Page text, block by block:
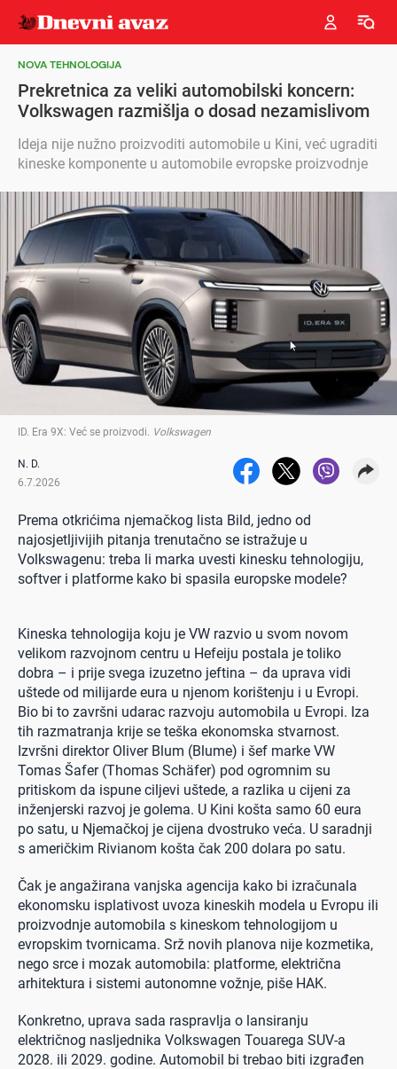
NOVA TEHNOLOGIJA
Prekretnica za veliki automobilski koncern:
Volkswagen razmišlja o dosad nezamislivom
Ideja nije nužno proizvoditi automobile u Kini, već ugraditi
kineske komponente u automobile evropske proizvodnje
ID. Era 9X: Već se proizvodi. Volkswagen
N. D.
6.7.2026
Prema otkrićima njemačkog lista Bild, jedno od
najosjetljivijih pitanja trenutačno se istražuje u
Volkswagenu: treba li marka uvesti kinesku tehnologiju,
softver i platforme kako bi spasila europske modele?
Kineska tehnologija koju je VW razvio u svom novom
velikom razvojnom centru u Hefeiju postala je toliko
dobra – i prije svega izuzetno jeftina – da uprava vidi
uštede od milijarde eura u njenom korištenju i u Evropi.
Bio bi to završni udarac razvoju automobila u Evropi. Iza
tih razmatranja krije se teška ekonomska stvarnost.
Izvršni direktor Oliver Blum (Blume) i šef marke VW
Tomas Šafer (Thomas Schäfer) pod ogromnim su
pritiskom da ispune ciljevi uštede, a razlika u cijeni za
inženjerski razvoj je golema. U Kini košta samo 60 eura
po satu, u Njemačkoj je cijena dvostruko veća. U saradnji
s američkim Rivianom košta čak 200 dolara po satu.
Čak je angažirana vanjska agencija kako bi izračunala
ekonomsku isplativost uvoza kineskih modela u Evropu ili
proizvodnje automobila s kineskom tehnologijom u
evropskim tvornicama. Srž novih planova nije kozmetika,
nego srce i mozak automobila: platforme, električna
arhitektura i sistemi autonomne vožnje, piše HAK.
Konkretno, uprava sada raspravlja o lansiranju
električnog nasljednika Volkswagen Touarega SUV-a
2028. ili 2029. godine. Automobil bi trebao biti izgrađen